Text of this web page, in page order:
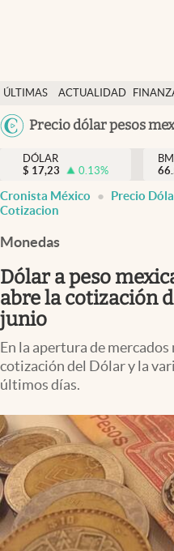
ÚLTIMAS
NOTICIAS
ACTUALIDAD
Precio dólar pesos
Actualidad
Finanzas y economía
Dólar y mercados
Opinión
Brand Strategy
Pc y celular
Vida y estilo
Tv
Clima
Mediakit
abre en nueva pestaña
México
DÓLAR
$ 17,23 0.13%
Cronista México
Precio
Cotizacion
Monedas
Dólar a peso
abre la cotización
junio
En la apertura de mercados
cotización del Dólar y la
últimos días.